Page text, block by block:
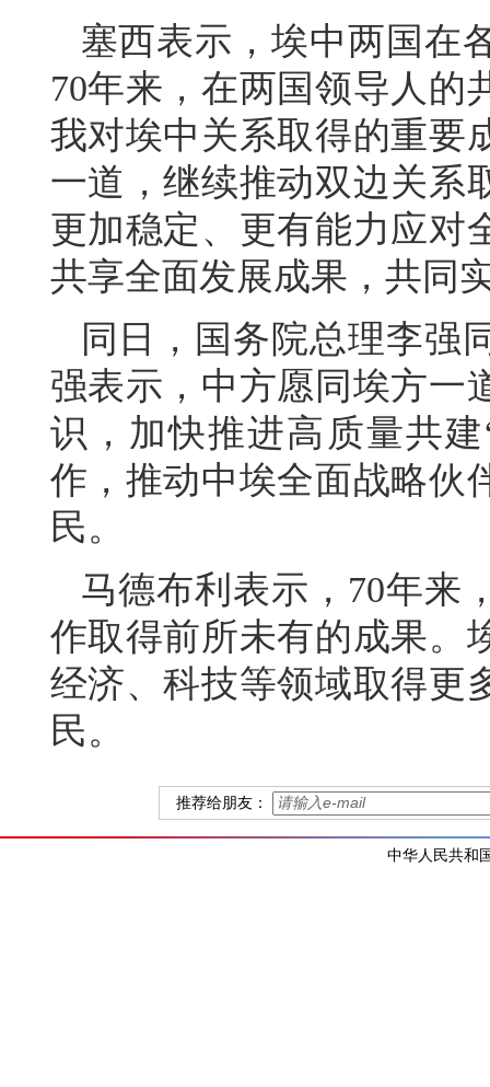
塞西表示，埃中两国在
70年来，在两国领导人的
我对埃中关系取得的重要
一道，继续推动双边关系
更加稳定、更有能力应对
共享全面发展成果，共同
同日，国务院总理李强
强表示，中方愿同埃方一
识，加快推进高质量共
作，推动中埃全面战略伙
民。
马德布利表示，70年来
作取得前所未有的成果。
经济、科技等领域取得更
民。
推荐给朋友：
中华人民共和